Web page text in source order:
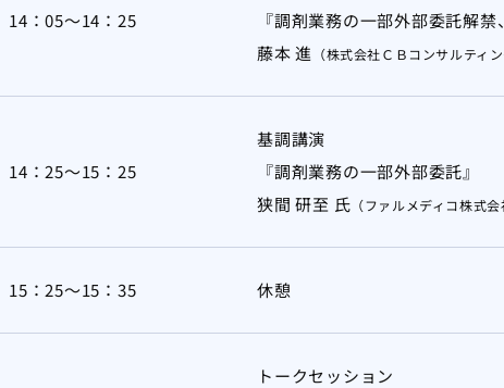
14：05～14：25
『調剤業務の一部外部委託解
藤本 進 （株式会社ＣＢコンサルティ
14：25～15：25
基調講演
『調剤業務の一部外部委託』
狭間 研至 氏 （ファルメディコ株式
15：25～15：35 休憩
トークセッション